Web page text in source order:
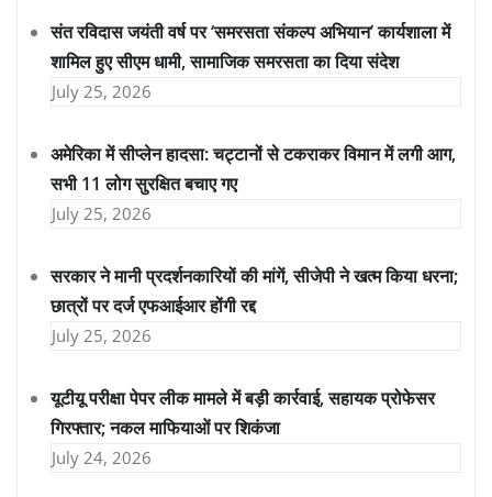
संत रविदास जयंती वर्ष पर ‘समरसता संकल्प अभियान’ कार्यशाला में
शामिल हुए सीएम धामी, सामाजिक समरसता का दिया संदेश
July 25, 2026
अमेरिका में सीप्लेन हादसा: चट्टानों से टकराकर विमान में लगी आग,
सभी 11 लोग सुरक्षित बचाए गए
July 25, 2026
सरकार ने मानी प्रदर्शनकारियों की मांगें, सीजेपी ने खत्म किया धरना;
छात्रों पर दर्ज एफआईआर होंगी रद्द
July 25, 2026
यूटीयू परीक्षा पेपर लीक मामले में बड़ी कार्रवाई, सहायक प्रोफेसर
गिरफ्तार; नकल माफियाओं पर शिकंजा
July 24, 2026